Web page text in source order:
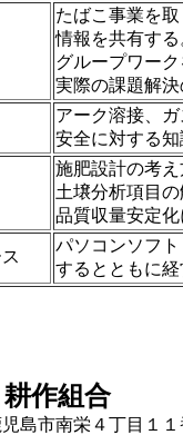
たばこ事業を
情報を共有する
グループワー
実際の課題解
アーク溶接、
安全に対する
施肥設計の考
土壌分析項目
品質収量安定
パソコンソフ
するとともに
作組合
児島市南栄４丁目